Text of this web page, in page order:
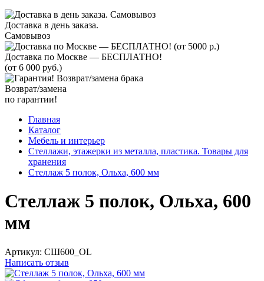
Доставка в день заказа.
Самовывоз
Доставка по Москве — БЕСПЛАТНО!
(от 6 000 руб.)
Возврат/замена
по гарантии!
Главная
Каталог
Мебель и интерьер
Стеллажи, этажерки из металла, пластика. Товары для
хранения
Стеллаж 5 полок, Ольха, 600 мм
Стеллаж 5 полок, Ольха, 600
мм
Артикул: СШ600_OL
Написать отзыв